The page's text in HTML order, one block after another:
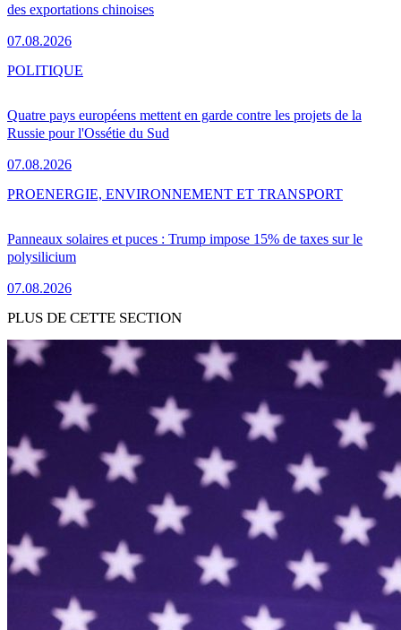
des exportations chinoises
07.08.2026
Quatre pays européens mettent en garde contre les projets de la
Russie pour l'Ossétie du Sud
07.08.2026
POLITIQUE
Panneaux solaires et puces : Trump impose 15% de taxes sur le
polysilicium
07.08.2026
PROENERGIE, ENVIRONNEMENT ET TRANSPORT
PLUS DE CETTE SECTION